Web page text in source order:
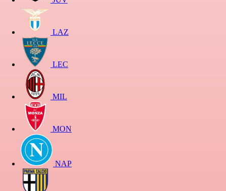
LAZ
LEC
MIL
MON
NAP